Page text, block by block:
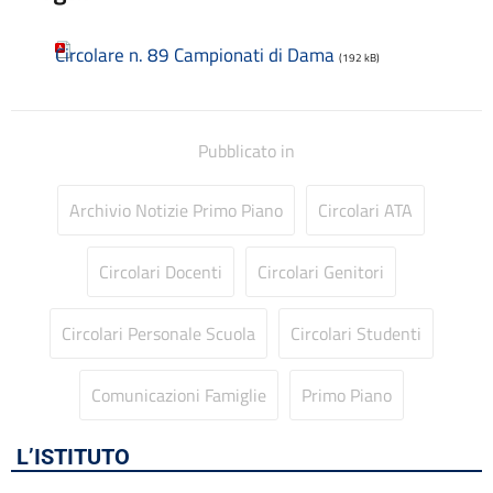
Contatti
Dirigente Scolastico
feedback
Incarichi conferiti e autorizzati ai dipendenti
Inclusione e BES
Circolare n. 89 Campionati di Dama (192 kB)
Pubblicato in
Archivio Notizie Primo Piano Circolari ATA
Circolari Docenti Circolari Genitori
Circolari Personale Scuola Circolari Studenti
Comunicazioni Famiglie Primo Piano
L’ISTITUTO